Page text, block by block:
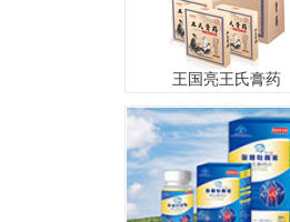
王国亮王氏膏药